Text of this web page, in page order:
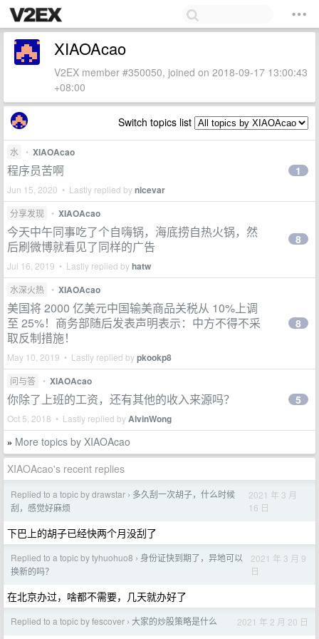
XIAOAcao
V2EX member #350050, joined on 2018-09-17 13:00:43
+08:00
Switch topics list
水 • XIAOAcao
程序员苦啊
Jun 15, 2020 • Lastly replied bynicevar
1
分享发现 • XIAOAcao
今天中午同事吃了个自嗨锅，海底捞自热火锅，然
后刷微博就看见了同样的广告
Jul 16, 2019 • Lastly replied byhatw
8
水深火热 • XIAOAcao
美国将 2000 亿美元中国输美商品关税从 10%上调
至 25%！商务部随后发表声明表示：中方不得不采
取反制措施！
May 10, 2019 • Lastly replied bypkookp8
8
问与答 • XIAOAcao
你除了上班的工资，还有其他的收入来源吗？
Oct 5, 2018 • Lastly replied byAlvinWong
5
» More topics by XIAOAcao
XIAOAcao's recent replies
Replied to a topic by drawstar › 多久刮一次胡子，什么时候
刮，感觉好麻烦
2021 年 3 月
16 日
下巴上的胡子已经快两个月没刮了
Replied to a topic by tyhuohuo8 › 身份证快到期了，异地可以
换新的吗？
2021 年 3 月 9
日
在北京办过，啥都不需要，几天就办好了
Replied to a topic by fescover › 大家的炒股策略是什么 2021 年 2 月 20 日